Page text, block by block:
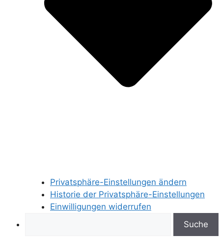
Privatsphäre-Einstellungen ändern
Historie der Privatsphäre-Einstellungen
Einwilligungen widerrufen